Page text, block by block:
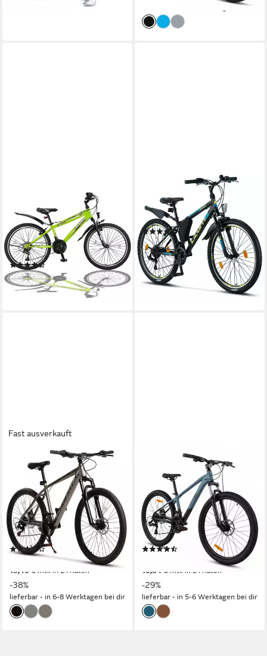
lieferbar - in 3-4 Werktagen bei dir
lieferbar - in 7-9 Werktagen bei dir
Mountainbike 26 Zoll Fahrrad
mit
37 cm Rahmenhöhe
21 Gänge
100 kg Zul. Gesamtgewicht
230,00 €
21,01 €mtl. in 12 Raten
lieferbar - in 3-4 Werktagen bei dir
Mountainbike Guide
95 kg Zul. Gesamtgewicht
(107)
319,99 €
15,89 €mtl. in 24 Raten
lieferbar - in 4-5 Werktagen bei dir
Fast ausverkauft
CARPAT SPORT
Mountainbike 24 26 29 Zoll
Fahrrad für Herren Damen,
Mädchen und Jungen
21 Gänge
120 kg Zul. Gesamtgewicht
aluminium Rahmen
(29)
309,99 € UVP499,99 €
15,40 € mtl. in 24 Raten
-38%
lieferbar - in 6-8 Werktagen bei dir
KESKIN EBIKE
Mountainbike Keskin MTB1,
26 Zoll Fahrrad für Herren
Damen, Mädchen und Jungen
36 cm Rahmenhöhe
21 Gänge
120 kg Zul. Gesamtgewicht
480,00 €
16,84 € mtl. in 24 Raten
-29%
lieferbar - in 5-6 Werktagen bei dir